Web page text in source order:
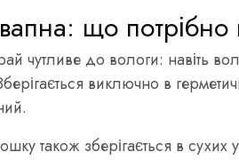
що потрібно
чутливе до вологи: навіть
виключно в
також зберігається в